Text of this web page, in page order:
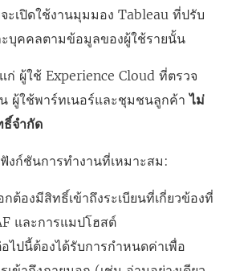
ะเปิดใช้งานมุมมอง Tableau ที่ปรับ
บุคคลตามข้อมูลของผู้ใช้รายนั้น
ก่ ผู้ใช้ Experience Cloud ที่ตรวจ
ผู้ใช้พาร์ทเนอร์และชุมชนลูกค้าไม่
ธิ์จำกัด
งก์ชันการทำงานที่เหมาะสม:
ต้องมีสิทธิ์เข้าถึงระเบียนที่เกี่ยวข้องที่
และการแมปโฮสต์
ไปนี้ต้องได้รับการกำหนดค่าเพื่อ